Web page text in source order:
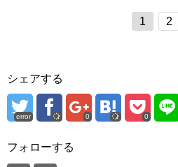
1 2
シェアする
error 0 0
フォローする